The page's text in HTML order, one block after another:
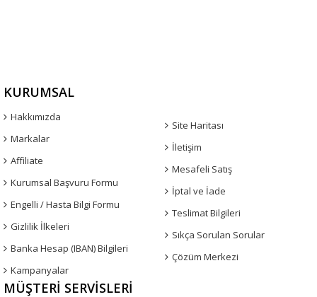
KURUMSAL
Hakkımızda
Markalar
Affiliate
Kurumsal Başvuru Formu
Engelli / Hasta Bilgi Formu
Gizlilik İlkeleri
Banka Hesap (IBAN) Bilgileri
Kampanyalar
Site Haritası
İletişim
Mesafeli Satış
İptal ve İade
Teslimat Bilgileri
Sıkça Sorulan Sorular
Çözüm Merkezi
MÜŞTERI SERVISLERI